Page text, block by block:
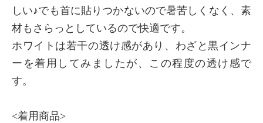
しい♪でも首に貼りつかないので暑苦しくなく、素
材もさらっとしているので快適です。
ホワイトは若干の透け感があり、わざと黒インナ
ーを着用してみましたが、この程度の透け感で
す。
<着用商品>